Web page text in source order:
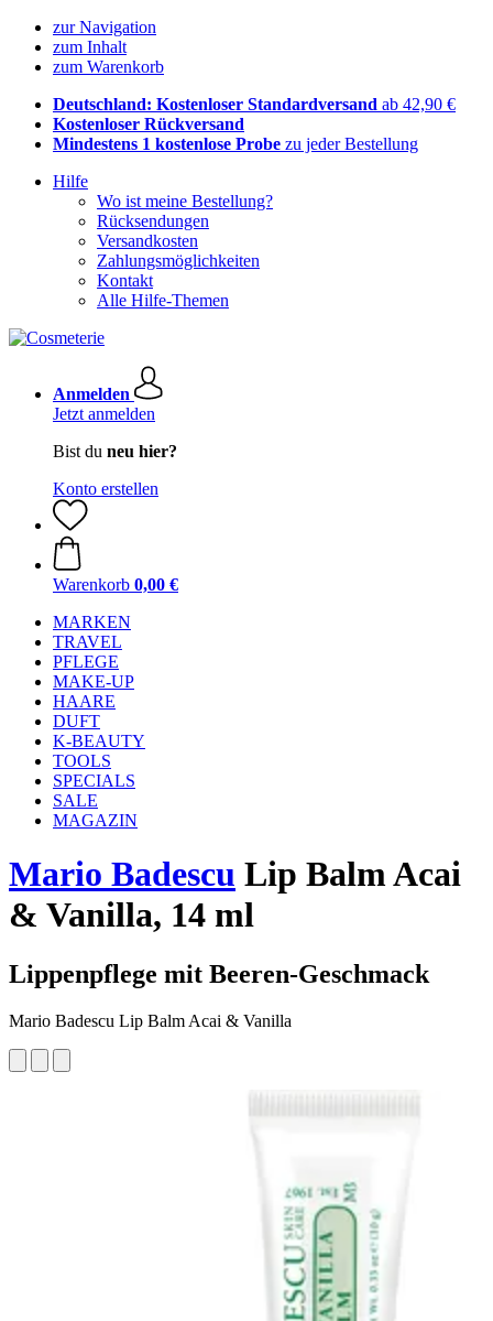
zur Navigation
zum Inhalt
zum Warenkorb
Deutschland: Kostenloser Standardversand ab 42,90 €
Kostenloser Rückversand
Mindestens 1 kostenlose Probe zu jeder Bestellung
Hilfe
Wo ist meine Bestellung?
Rücksendungen
Versandkosten
Zahlungsmöglichkeiten
Kontakt
Alle Hilfe-Themen
Anmelden
Jetzt anmelden
Bist du neu hier?
Konto erstellen
Warenkorb 0,00 €
MARKEN
TRAVEL
PFLEGE
MAKE-UP
HAARE
DUFT
K-BEAUTY
TOOLS
SPECIALS
SALE
MAGAZIN
Mario Badescu Lip Balm Acai
& Vanilla, 14 ml
Lippenpflege mit Beeren-Geschmack
Mario Badescu Lip Balm Acai & Vanilla